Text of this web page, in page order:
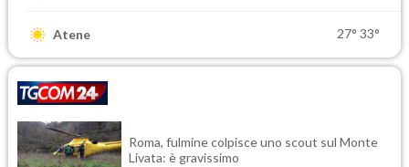
Atene 27° 33°
Roma, fulmine colpisce uno scout sul Monte
Livata: è gravissimo